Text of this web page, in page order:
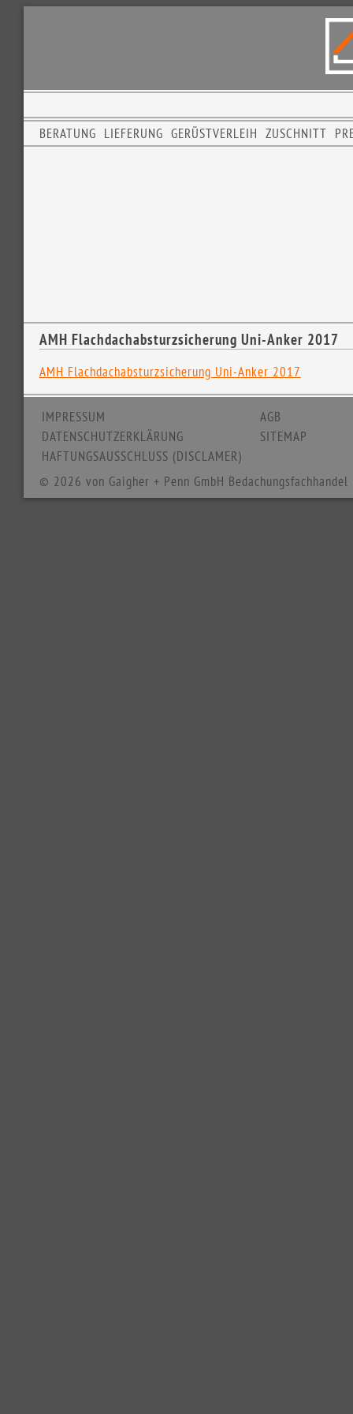
ZUSCHNITT
GERÜSTVERLEIH
LIEFERUNG
BERATUNG
AMH Flachdachabsturzsicherung Uni-Anker 2017
AMH Flachdachabsturzsicherung Uni-Anker 2017
IMPRESSUM
DATENSCHUTZERKLÄRUNG
HAFTUNGSAUSSCHLUSS (DISCLAMER)
AGB
SITEMAP
© 2026 von Gaigher + Penn GmbH Bedachungsfachhandel